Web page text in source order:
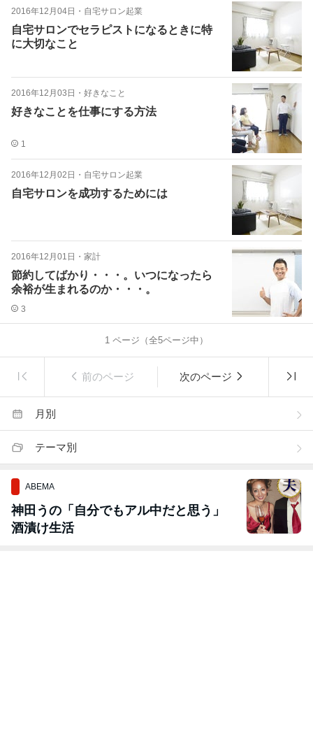
2016年12月04日 ・ 自宅サロン起業
自宅サロンでセラピストになるときに特
に大切なこと
2016年12月03日 ・ 好きなこと
好きなことを仕事にする方法
1
2016年12月02日 ・ 自宅サロン起業
自宅サロンを成功するためには
2016年12月01日 ・ 家計
節約してばかり・・・。いつになったら
余裕が生まれるのか・・・。
3
1 ページ（全5ページ中）
前のページ 次のページ
月別
テーマ別
ABEMA
神田うの「自分でもアル中だと思う」
酒漬け生活